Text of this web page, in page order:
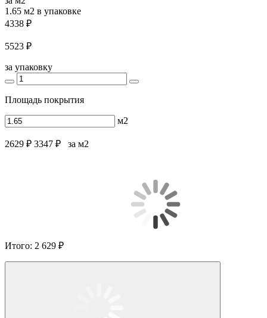
1.65 м2 в упаковке
4338 ₽
5523 ₽
за упаковку
Площадь покрытия
м2
2629 ₽ 3347 ₽ за м2
Итого: 2 629 ₽